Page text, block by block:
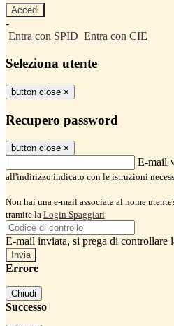
-
Entra con SPID Entra con CIE
Seleziona utente
button close ×
Recupero password
button close ×
E-mail
all'indirizzo indicato con le istruzioni
Non hai una e-mail associata al nome
tramite la Login Spaggiari
E-mail inviata, si prega di controllare
Errore
Chiudi
Successo